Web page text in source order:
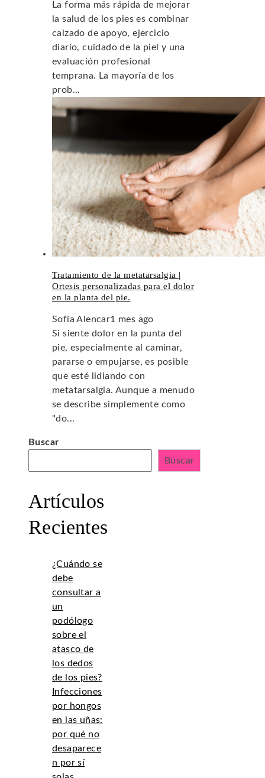
La forma más rápida de mejorar
la salud de los pies es combinar
calzado de apoyo, ejercicio
diario, cuidado de la piel y una
evaluación profesional
temprana. La mayoría de los
prob...
Tratamiento de la metatarsalgia |
Ortesis personalizadas para el dolor
en la planta del pie.
Sofía Alencar1 mes ago
Si siente dolor en la punta del
pie, especialmente al caminar,
pararse o empujarse, es posible
que esté lidiando con
metatarsalgia. Aunque a menudo
se describe simplemente como
"do...
Buscar
Buscar
Artículos
Recientes
¿Cuándo se
debe
consultar a
un
podólogo
sobre el
atasco de
los dedos
de los pies?
Infecciones
por hongos
en las uñas:
por qué no
desaparece
n por sí